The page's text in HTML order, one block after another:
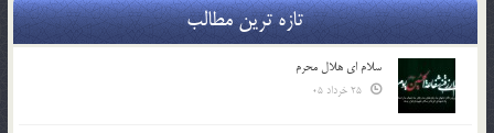
تازه ترین مطالب
سلام ای هلال محرم